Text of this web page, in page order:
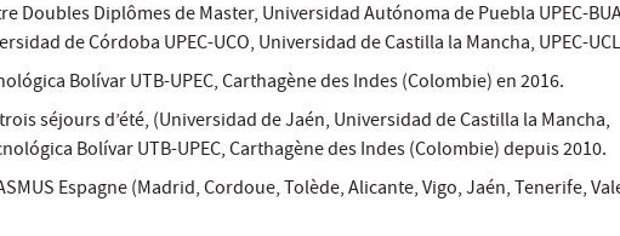
Doubles Diplômes de Master, Universidad Autónoma de Puebla UPEC-
de Córdoba UPEC-UCO, Universidad de Castilla la Mancha, UPEC-
Bolívar UTB-UPEC, Carthagène des Indes (Colombie) en 2016.
séjours d’été, (Universidad de Jaén, Universidad de Castilla la Mancha,
Bolívar UTB-UPEC, Carthagène des Indes (Colombie) depuis 2010.
Espagne (Madrid, Cordoue, Tolède, Alicante, Vigo, Jaén, Tenerife,